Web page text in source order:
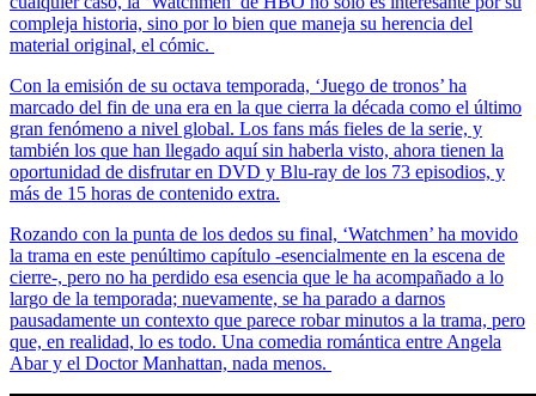
compleja historia, sino por lo bien que maneja su herencia del
material original, el cómic.
Con la emisión de su octava temporada, ‘Juego de tronos’ ha
marcado del fin de una era en la que cierra la década como el último
gran fenómeno a nivel global. Los fans más fieles de la serie, y
también los que han llegado aquí sin haberla visto, ahora tienen la
oportunidad de disfrutar en DVD y Blu-ray de los 73 episodios, y
más de 15 horas de contenido extra.
Rozando con la punta de los dedos su final, ‘Watchmen’ ha movido
la trama en este penúltimo capítulo -esencialmente en la escena de
cierre-, pero no ha perdido esa esencia que le ha acompañado a lo
largo de la temporada; nuevamente, se ha parado a darnos
pausadamente un contexto que parece robar minutos a la trama, pero
que, en realidad, lo es todo. Una comedia romántica entre Angela
Abar y el Doctor Manhattan, nada menos.